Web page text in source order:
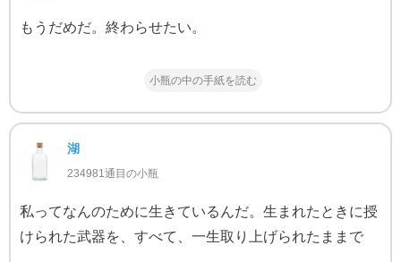
もうだめだ。終わらせたい。
小瓶の中の手紙を読む
湖
234981通目の小瓶
私ってなんのために生きているんだ。生まれたときに授
けられた武器を、すべて、一生取り上げられたままで